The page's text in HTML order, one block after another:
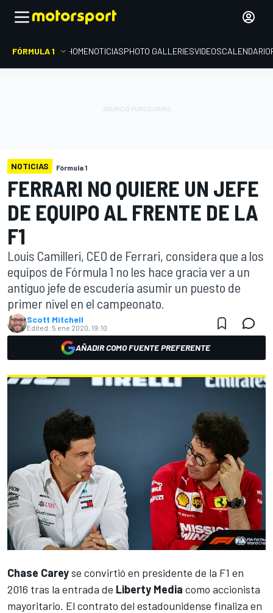
FÓRMULA 1 HOMENOTICIASPHOTO GALLERIESVIDEOSCALENDARIO
NOTICIAS Fórmula 1
FERRARI NO QUIERE UN JEFE
DE EQUIPO AL FRENTE DE LA
F1
Louis Camilleri, CEO de Ferrari, considera que a los
equipos de Fórmula 1 no les hace gracia ver a un
antiguo jefe de escudería asumir un puesto de
primer nivel en el campeonato.
Scott Mitchell
Edited: 5 ene 2020, 19:10
AÑADIR COMO FUENTE PREFERENTE
Chase Careyse convirtió en presidente de la F1 en
2016 tras la entrada de Liberty Media como accionista
mayoritario. El contrato del estadounidense finaliza en